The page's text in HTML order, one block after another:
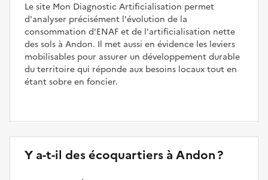
Le site Mon Diagnostic Artificialisation permet
d'analyser précisément l'évolution de la
consommation d'ENAF et de l'artificialisation nette
des sols à Andon. Il met aussi en évidence les leviers
mobilisables pour assurer un développement durable
du territoire qui réponde aux besoins locaux tout en
étant sobre en foncier.
Y a-t-il des écoquartiers à Andon ?